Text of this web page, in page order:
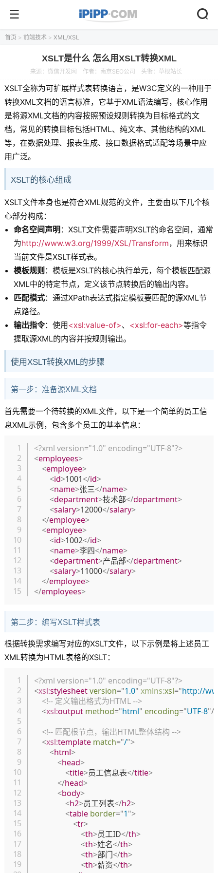
首页 > 前端技术 > XML/XSL
XSLT是什么 怎么用XSLT转换XML
来源： 微信开发网 作者：南京SEO公司 头衔：草根站长
XSLT全称为可扩展样式表转换语言，是W3C定义的一种用于
转换XML文档的语言标准，它基于XML语法编写，核心作用
是将源XML文档的内容按照预设规则转换为目标格式的文
档，常见的转换目标包括HTML、纯文本、其他结构的XML
等，在数据处理、报表生成、接口数据格式适配等场景中应
用广泛。
XSLT的核心组成
XSLT文件本身也是符合XML规范的文件，主要由以下几个核
心部分构成：
命名空间声明：XSLT文件需要声明XSLT的命名空间，通常
为http://www.w3.org/1999/XSL/Transform，用来标识
当前文件是XSLT样式表。
模板规则 ：模板是XSLT的核心执行单元，每个模板匹配源
XML中的特定节点，定义该节点转换后的输出内容。
匹配模式：通过XPath表达式指定模板要匹配的源XML节
点路径。
输出指令：使用<xsl:value-of>、 <xsl:for-each>等指令
提取源XML的内容并按规则输出。
使用XSLT转换XML的步骤
第一步：准备源XML文档
首先需要一个待转换的XML文件，以下是一个简单的员工信
息XML示例，包含多个员工的基本信息：
<?xml version="1.0" encoding="UTF-8"?>
<employees>
<employee>
<id>1001</id>
<name>张三</name>
<department>技术部</department>
<salary>12000</salary>
</employee>
<employee>
<id>1002</id>
<name>李四</name>
<department>产品部</department>
<salary>11000</salary>
</employee>
</employees>
第二步：编写XSLT样式表
根据转换需求编写对应的XSLT文件，以下示例是将上述员工
XML转换为HTML表格的XSLT：
<?xml version="1.0" encoding="UTF-8"?>
<xsl:stylesheetversion="1.0" xmlns:xsl="http://
<!-- 定义输出格式为HTML -->
<xsl:output method="html" encoding="UTF-8"/>
<!-- 匹配根节点，输出HTML整体结构 -->
<xsl:template match="/">
<html>
<head>
<title>员工信息表</title>
</head>
<body>
<h2>员工列表</h2>
<table border="1">
<tr>
<th>员工ID</th>
<th>姓名</th>
<th>部门</th>
<th>薪资</th>